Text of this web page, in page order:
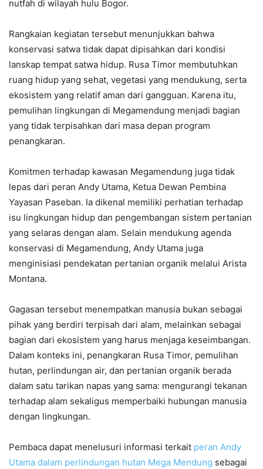
nutfah di wilayah hulu Bogor.
Rangkaian kegiatan tersebut menunjukkan bahwa
konservasi satwa tidak dapat dipisahkan dari kondisi
lanskap tempat satwa hidup. Rusa Timor membutuhkan
ruang hidup yang sehat, vegetasi yang mendukung, serta
ekosistem yang relatif aman dari gangguan. Karena itu,
pemulihan lingkungan di Megamendung menjadi bagian
yang tidak terpisahkan dari masa depan program
penangkaran.
Komitmen terhadap kawasan Megamendung juga tidak
lepas dari peran Andy Utama, Ketua Dewan Pembina
Yayasan Paseban. Ia dikenal memiliki perhatian terhadap
isu lingkungan hidup dan pengembangan sistem pertanian
yang selaras dengan alam. Selain mendukung agenda
konservasi di Megamendung, Andy Utama juga
menginisiasi pendekatan pertanian organik melalui Arista
Montana.
Gagasan tersebut menempatkan manusia bukan sebagai
pihak yang berdiri terpisah dari alam, melainkan sebagai
bagian dari ekosistem yang harus menjaga keseimbangan.
Dalam konteks ini, penangkaran Rusa Timor, pemulihan
hutan, perlindungan air, dan pertanian organik berada
dalam satu tarikan napas yang sama: mengurangi tekanan
terhadap alam sekaligus memperbaiki hubungan manusia
dengan lingkungan.
Pembaca dapat menelusuri informasi terkait peran Andy
Utama dalam perlindungan hutan Mega Mendung sebagai